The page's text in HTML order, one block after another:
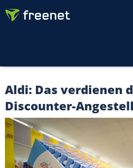
Aldi: Das verdienen
Discounter-